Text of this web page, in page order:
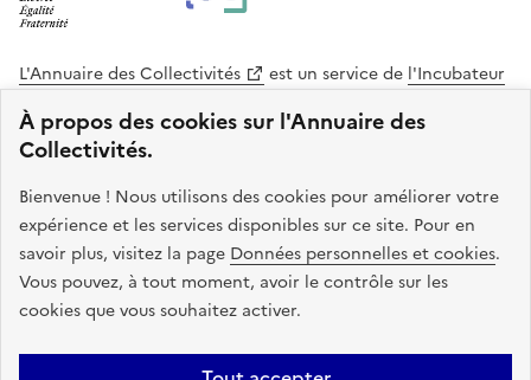
À propos des cookies sur l'Annuaire des
Collectivités.
Bienvenue ! Nous utilisons des cookies pour améliorer votre
expérience et les services disponibles sur ce site. Pour en
savoir plus, visitez la page Données personnelles et cookies.
Vous pouvez, à tout moment, avoir le contrôle sur les
cookies que vous souhaitez activer.
L'Annuaire des Collectivités est un service de l'Incubateur
des Territoires
Cohésion des Territoires
. Le code source de ce site web
est disponible en licence libre. Le design de ce site est conçu
avec le système de design de l’État.
legifrance.gouv.fr
info.gouv.fr
service-public.gouv.fr
data.gouv.fr
Plan du site Accessibilite : non conforme Mentions légales